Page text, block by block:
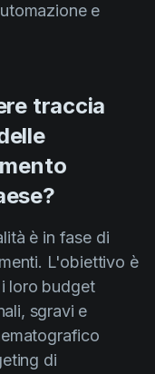
e
traccia
è in fase di
L'obiettivo è
loro budget
sgravi e
di